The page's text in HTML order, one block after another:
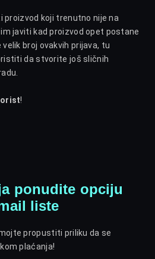
proizvod koji trenutno nije na
javiti kad proizvod opet postane
broj ovakvih prijava, tu
da stvorite još sličnih
!
ponudite opciju
liste
propustiti priliku da se
plaćanja!